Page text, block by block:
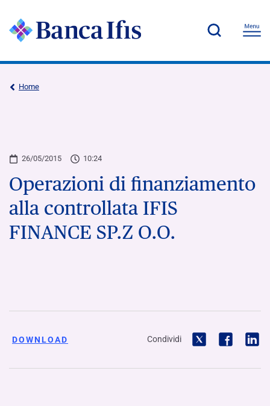
Home
26/05/2015 10:24
Operazioni di finanziamento
alla controllata IFIS
FINANCE SP.Z O.O.
DOWNLOAD Condividi